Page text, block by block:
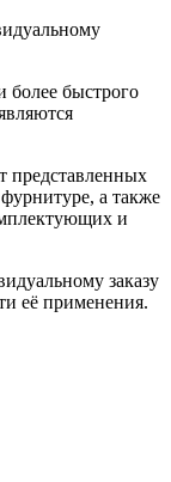
более быстрого
представленных
а также
и
заказу
её применения.